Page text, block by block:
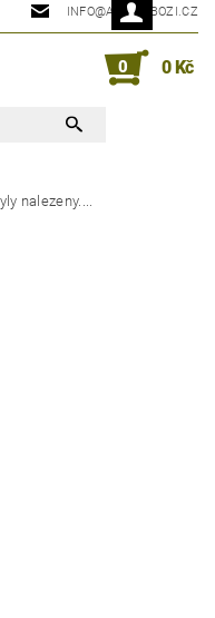
INFO@ARMYZBOZI.CZ
0 0 Kč
nalezeny....